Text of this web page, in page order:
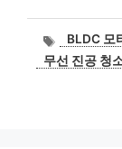
태
그
BLDC 모
무선 진공 청